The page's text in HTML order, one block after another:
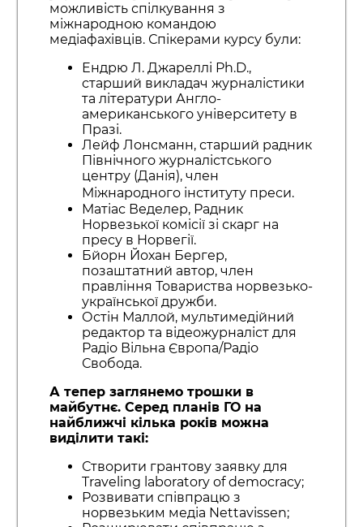
можливість спілкування з
міжнародною командою
медіафахівців. Спікерами курсу були:
Ендрю Л. Джареллі Ph.D.,
старший викладач журналістики
та літератури Англо-
американського університету в
Празі.
Лейф Лонсманн, старший радник
Північного журналістського
центру (Данія), член
Міжнародного інституту преси.
Матіас Веделер, Радник
Норвезької комісії зі скарг на
пресу в Норвегії.
Бйорн Йохан Бергер,
позаштатний автор, член
правління Товариства норвезько-
української дружби.
Остін Маллой, мультимедійний
редактор та відеожурналіст для
Радіо Вільна Європа/Радіо
Свобода.
А тепер заглянемо трошки в
майбутнє. Серед планів ГО на
найближчі кілька років можна
виділити такі:
Створити грантову заявку для
Traveling laboratory of democracy;
Розвивати співпрацю з
норвезьким медіа Nettavissen;